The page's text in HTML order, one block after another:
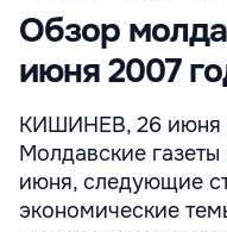
Обзор
июня 2007
КИШИНЕВ, 26 июня
Молдавские
июня, следующие
экономические